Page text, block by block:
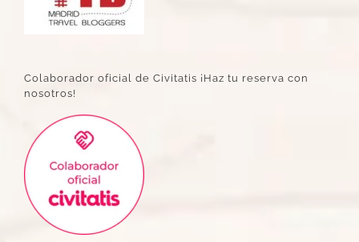
Colaborador oficial de Civitatis ¡Haz tu reserva con
nosotros!